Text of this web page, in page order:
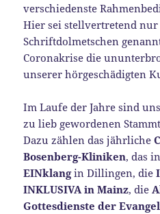
verschiedenste
Hier sei stellvertretend nur
Schriftdolmetschen
Coronakrise die
unserer hörgeschädigten
Im Laufe der Jahre sind
zu lieb gewordenen
Dazu zählen das jährliche
Bosenberg-Kliniken, das
EINklangin Dillingen, die
INKLUSIVA in Mainz, die
Gottesdienste der